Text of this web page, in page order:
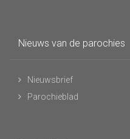
Nieuws van de parochies
Nieuwsbrief
Parochieblad